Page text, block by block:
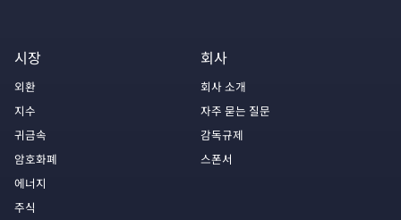
시장
외환
지수
귀금속
암호화폐
에너지
주식
회사
회사 소개
자주 묻는 질문
감독규제
스폰서